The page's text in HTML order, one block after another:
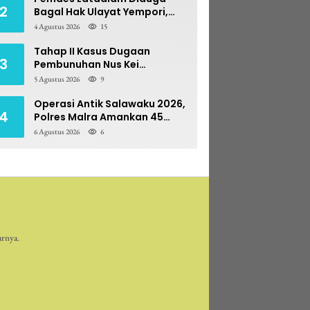
2
Bagal Hak Ulayat Yempori,
Prona BPN Terseret Bara
4 Agustus 2026 15
3
Tahap II Kasus Dugaan
Pembunuhan Nus Kei
Dilimpahkan ke PN Ambon
5 Agustus 2026 9
4
Operasi Antik Salawaku 2026,
Polres Malra Amankan 45
Liter Sopi
6 Agustus 2026 6